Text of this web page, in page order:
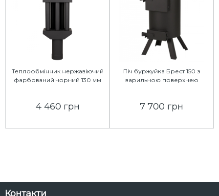
Теплообмінник нержавіючий
фарбований чорний 130 мм
4 460 грн
Піч буржуйка Брест 150 з
варильною поверхнею
7 700 грн
Контакти